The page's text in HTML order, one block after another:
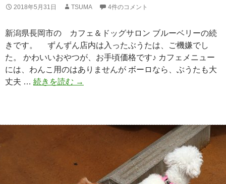
2018年5月31日 TSUMA 4件のコメント
新潟県長岡市の カフェ＆ドッグサロン ブルーベリーの続
きです。 ずんずん店内は入ったぶうたは、ご機嫌でし
た。 かわいいおやつが、お手頃価格です♪ カフェメニュー
には、わんこ用のはありませんが ボーロなら、ぶうたも大
丈夫 … 続きを読む ド
ル
ー
→